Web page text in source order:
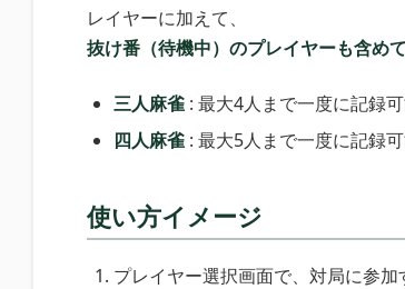
レイヤーに加えて、
抜け番（待機中）のプレイヤーも含め
三人麻雀 : 最大4人まで一度に記録
四人麻雀 : 最大5人まで一度に記録
使い方イメージ
プレイヤー選択画面で、対局に参